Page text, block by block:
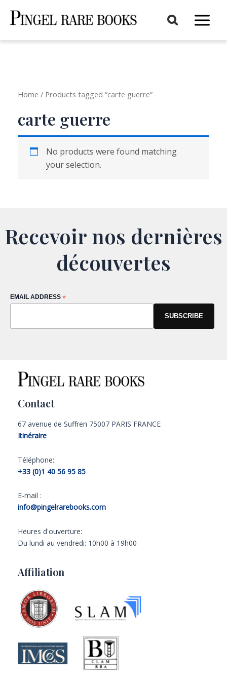
Main
Home / Products tagged “carte guerre”
carte guerre
No products were found matching
your selection.
Recevoir nos dernières
découvertes
EMAIL ADDRESS *
Contact
67 avenue de Suffren 75007 PARIS FRANCE
Itinéraire
Téléphone:
+33 (0)1 40 56 95 85
E-mail :
info@pingelrarebooks.com
Heures d'ouverture:
Du lundi au vendredi: 10h00 à 19h00
Affiliation